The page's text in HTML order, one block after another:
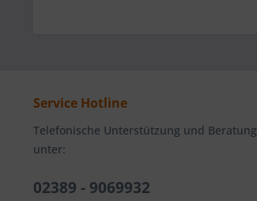
Service Hotline
Telefonische Unterstützung und Beratung
unter:
02389 - 9069932